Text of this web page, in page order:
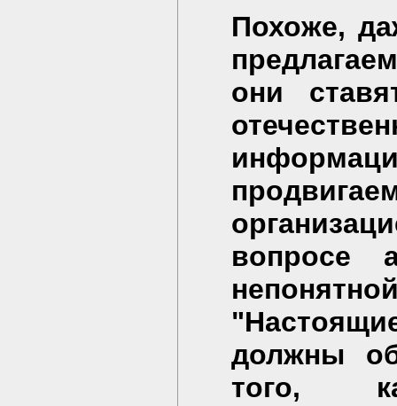
Похоже,
они
вопросе
должны
того,